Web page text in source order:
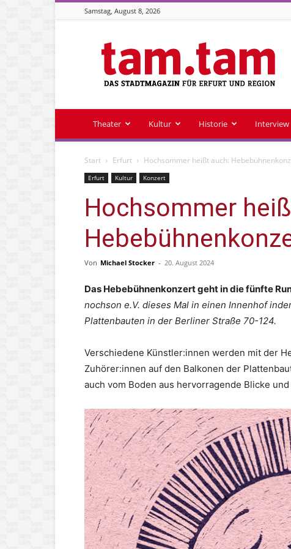
Samstag, August 8, 2026
Stadtmagazin
tam.tam
Theater Kultur Historie Interview
Start Erfurt Hochsommer heißt auch:
Erfurt Kultur Konzert
Hochsommer
Von Michael Stocker - 20. August 2024
Das Hebebühnenkonzert geht in die fünfte
nochson e.V. dieses Mal in einen Innenhof
Plattenbauten in der Berliner Straße 70-124.
Verschiedene Künstler:innen werden mit der
Zuhörer:innen auf den Balkonen der
auch vom Boden aus hervorragende Blicke